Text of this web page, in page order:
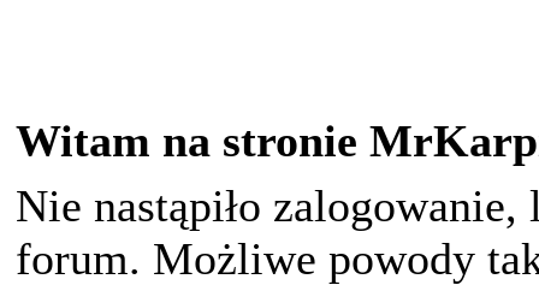
Witam na stronie
Nie nastąpiło
forum. Możliwe powody